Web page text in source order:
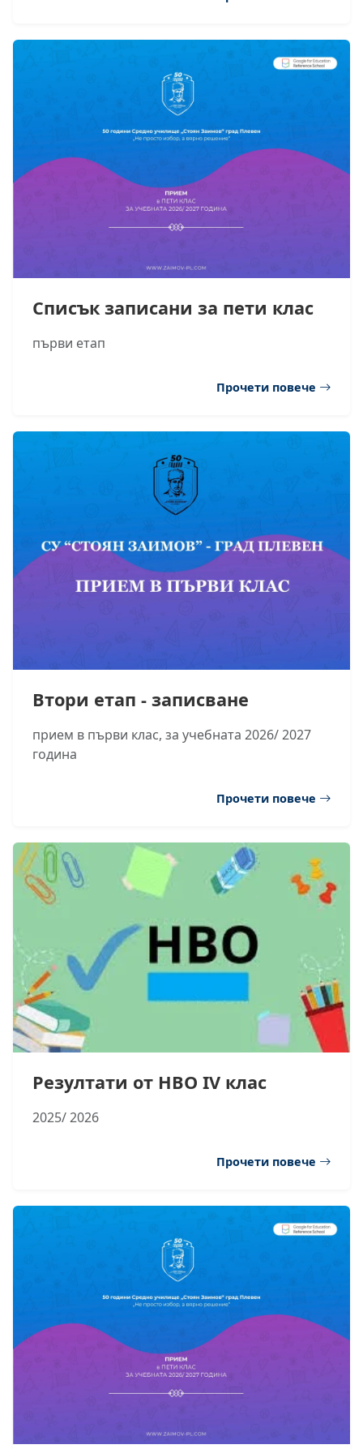
Списък записани за пети клас
първи етап
Прочети повече
Втори етап - записване
прием в първи клас, за учебната 2026/ 2027
година
Прочети повече
Резултати от НВО IV клас
2025/ 2026
Прочети повече